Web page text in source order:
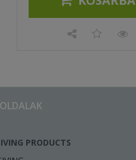
PRODUCTS